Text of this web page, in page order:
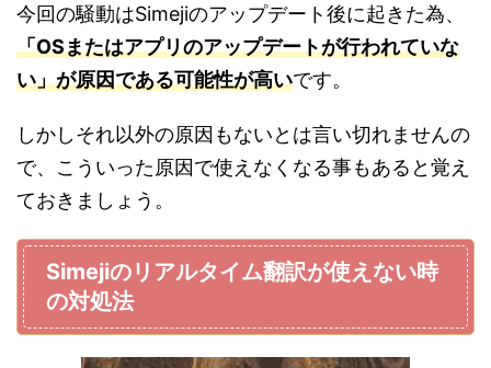
今回の騒動はSimejiのアップデート後に起きた為、
「OSまたはアプリのアップデートが行われていな
い」が原因である可能性が高いです。
しかしそれ以外の原因もないとは言い切れませんの
で、こういった原因で使えなくなる事もあると覚え
ておきましょう。
Simejiのリアルタイム翻訳が使えない時
の対処法